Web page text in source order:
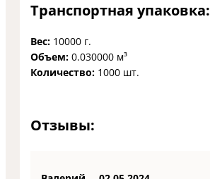
Транспортная упаковка:
Вес: 10000 г.
Объем: 0.030000 м³
Количество: 1000 шт.
Отзывы: